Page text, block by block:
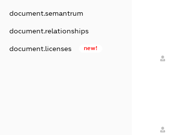
document.semantrum
document.relationships
document.licenses new!